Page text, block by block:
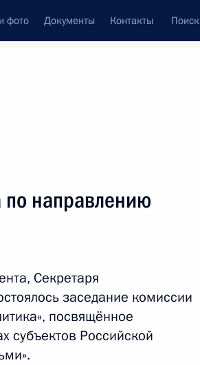
фото Документы Контакты Поиск
по направлению
Секретаря
заседание комиссии
посвящённое
субъектов Российской